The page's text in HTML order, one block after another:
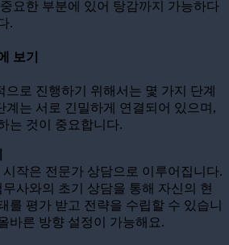
요한 부분에 있어 탕감까지 가능하다
.
보기
로 진행하기 위해서는 몇 가지 단계
계는 서로 긴밀하게 연결되어 있으며,
는 것이 중요합니다.
작은 전문가 상담으로 이루어집니다.
사와의 초기 상담을 통해 자신의 현
를 평가 받고 전략을 수립할 수 있습니
바른 방향 설정이 가능해요.